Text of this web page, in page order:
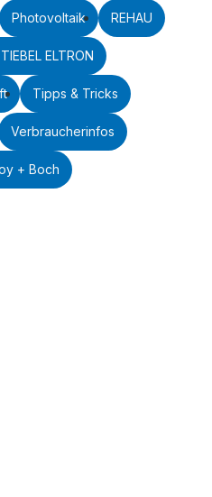
Photovoltaik REHAU
ELTRON
Tipps & Tricks
Verbraucherinfos
+ Boch